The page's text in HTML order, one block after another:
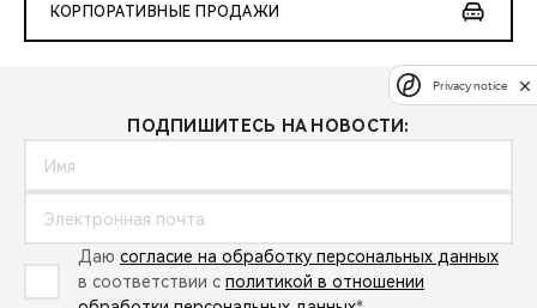
КОРПОРАТИВНЫЕ ПРОДАЖИ
ПОДПИШИТЕСЬ НА НОВОСТИ:
Даю согласие на обработку персональных данных
в соответствии с политикой в отношении
Privacy notice